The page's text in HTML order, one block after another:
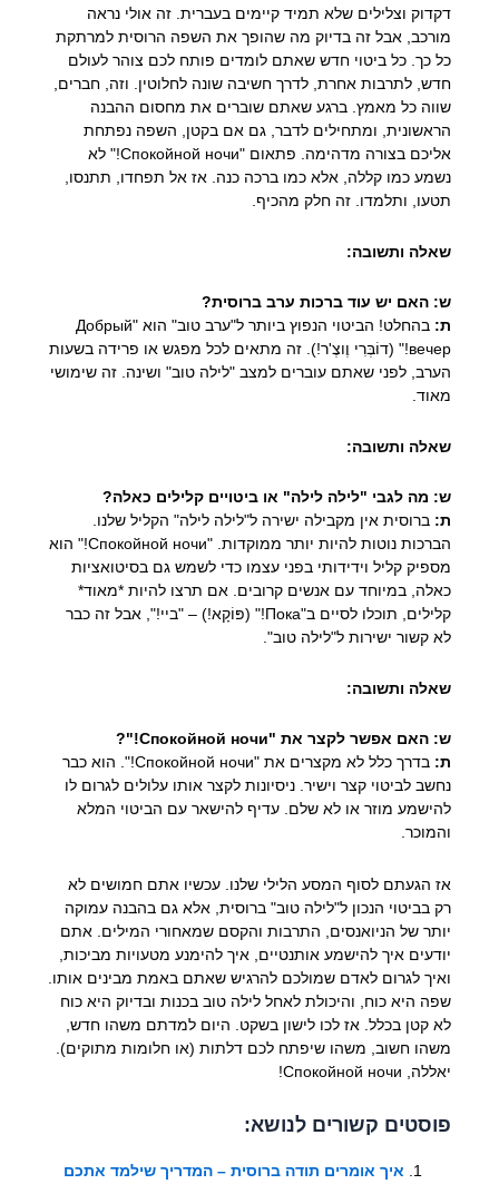
דקדוק וצלילים שלא תמיד קיימים בעברית. זה אולי נראה
מורכב, אבל זה בדיוק מה שהופך את השפה הרוסית למרתקת
כל כך. כל ביטוי חדש שאתם לומדים פותח לכם צוהר לעולם
חדש, לתרבות אחרת, לדרך חשיבה שונה לחלוטין. וזה, חברים,
שווה כל מאמץ. ברגע שאתם שוברים את מחסום ההבנה
הראשונית, ומתחילים לדבר, גם אם בקטן, השפה נפתחת
אליכם בצורה מדהימה. פתאום "Спокойной ночи!" לא
נשמע כמו קללה, אלא כמו ברכה כנה. אז אל תפחדו, תתנסו,
תטעו, ותלמדו. זה חלק מהכיף.
שאלה ותשובה:
ש: האם יש עוד ברכות ערב ברוסית?
ת:
בהחלט! הביטוי הנפוץ ביותר ל"ערב טוב" הוא "Добрый
вечер!" (דוֹבְּרִי וֶוצֶ'ר!). זה מתאים לכל מפגש או פרידה בשעות
הערב, לפני שאתם עוברים למצב "לילה טוב" ושינה. זה שימושי
מאוד.
שאלה ותשובה:
ש: מה לגבי "לילה לילה" או ביטויים קלילים כאלה?
ת: ברוסית אין מקבילה ישירה ל"לילה לילה" הקליל שלנו.
הברכות נוטות להיות יותר ממוקדות. "Спокойной ночи!" הוא
מספיק קליל וידידותי בפני עצמו כדי לשמש גם בסיטואציות
כאלה, במיוחד עם אנשים קרובים. אם תרצו להיות *מאוד*
קלילים, תוכלו לסיים ב"Пока!" (פּוֹקָא!) – "ביי!", אבל זה כבר
לא קשור ישירות ל"לילה טוב".
שאלה ותשובה:
ש: האם אפשר לקצר את "Спокойной ночи!"?
ת:
בדרך כלל לא מקצרים את "Спокойной ночи!". הוא כבר
נחשב לביטוי קצר וישיר. ניסיונות לקצר אותו עלולים לגרום לו
להישמע מוזר או לא שלם. עדיף להישאר עם הביטוי המלא
והמוכר.
אז הגעתם לסוף המסע הלילי שלנו. עכשיו אתם חמושים לא
רק בביטוי הנכון ל"לילה טוב" ברוסית, אלא גם בהבנה עמוקה
יותר של הניואנסים, התרבות והקסם שמאחורי המילים. אתם
יודעים איך להישמע אותנטיים, איך להימנע מטעויות מביכות,
ואיך לגרום לאדם שמולכם להרגיש שאתם באמת מבינים אותו.
שפה היא כוח, והיכולת לאחל לילה טוב בכנות ובדיוק היא כוח
לא קטן בכלל. אז לכו לישון בשקט. היום למדתם משהו חדש,
משהו חשוב, משהו שיפתח לכם דלתות (או חלומות מתוקים).
יאללה, Спокойной ночи!
פוסטים קשורים לנושא:
איך אומרים תודה ברוסית – המדריך שילמד אתכם